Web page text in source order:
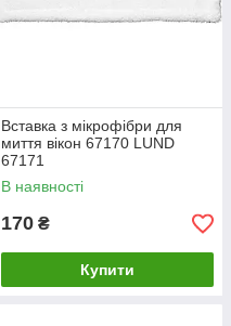
Вставка з мікрофібри для
миття вікон 67170 LUND
67171
В наявності
170 ₴
Купити